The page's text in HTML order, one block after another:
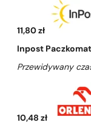
11,80 zł
Inpost
Przewidywany
10,48 zł